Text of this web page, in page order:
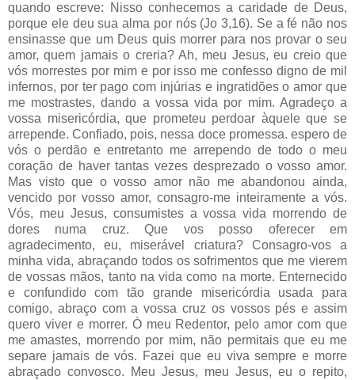
quando escreve: Nisso conhecemos a caridade de Deus,
porque ele deu sua alma por nós (Jo 3,16). Se a fé não nos
ensinasse que um Deus quis morrer para nos provar o seu
amor, quem jamais o creria? Ah, meu Jesus, eu creio que
vós morrestes por mim e por isso me confesso digno de mil
infernos, por ter pago com injúrias e ingratidões o amor que
me mostrastes, dando a vossa vida por mim. Agradeço a
vossa misericórdia, que prometeu perdoar àquele que se
arrepende. Confiado, pois, nessa doce promessa. espero de
vós o perdão e entretanto me arrependo de todo o meu
coração de haver tantas vezes desprezado o vosso amor.
Mas visto que o vosso amor não me abandonou ainda,
vencido por vosso amor, consagro-me inteiramente a vós.
Vós, meu Jesus, consumistes a vossa vida morrendo de
dores numa cruz. Que vos posso oferecer em
agradecimento, eu, miserável criatura? Consagro-vos a
minha vida, abraçando todos os sofrimentos que me vierem
de vossas mãos, tanto na vida como na morte. Enternecido
e confundido com tão grande misericórdia usada para
comigo, abraço com a vossa cruz os vossos pés e assim
quero viver e morrer. Ó meu Redentor, pelo amor com que
me amastes, morrendo por mim, não permitais que eu me
separe jamais de vós. Fazei que eu viva sempre e morre
abraçado convosco. Meu Jesus, meu Jesus, eu o repito,